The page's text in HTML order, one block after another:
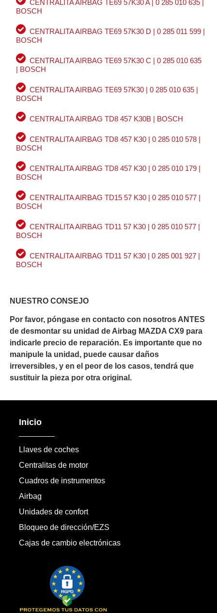
CENTRALITA AIRBAG TE69 57K30 A | 0 285 010 635 |
BOSCH
CENTRALITA AIRBAG TE69 57K30 D | 0 285 011 599 |
BOSCH
CENTRALITA AIRBAG TE69 57K30 C | 0 285 010 635
| BOSCH
CENTRALITA AIRBAG TE69 57K30 | 0 285 010 635 |
BOSCH
CENTRALITA AIRBAG TD8 457 K30B | BOSCH
CENTRALITA AIRBAG TD8 457 K30 | 0 285 010 578 |
BOSCH
CENTRALITA AIRBAG TD8 457 K30 | 0 285 010 179 |
BOSCH
CENTRALITA AIRBAG TD15 57 K30 | 0 285 010 577 |
BOSCH
CENTRALITA AIRBAG TD11 57 K30 | 0 285 010 577 |
BOSCH
CENTRALITA AIRBAG TD11 57 K30 | 0 285 001 927 |
BOSCH
NUESTRO CONSEJO
Por favor, póngase en contacto con nosotros ANTES
de desmontar su unidad de Airbag MAZDA CX9 para
indicarle precio de reparación. Es importante que no
manipule la unidad, puede causar daños
irreversibles, y en el peor de los casos, tendrá que
sustituir la pieza por otra original.
Inicio
Llaves de coches
Centralitas de motor
Cuadros de instrumentos
Airbag
Unidades de confort
Bloqueo de dirección/EZS
Cajas de cambio electrónicas